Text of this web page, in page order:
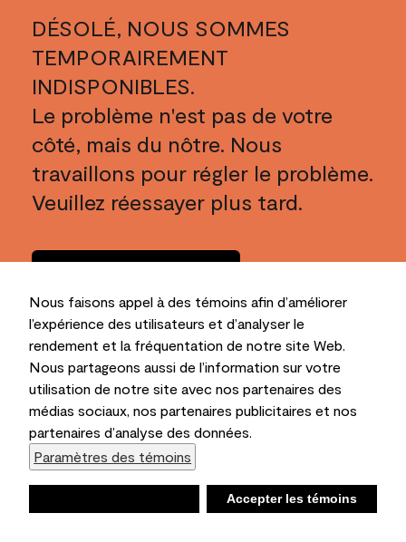
Nous faisons appel à des témoins afin d’améliorer
l’expérience des utilisateurs et d’analyser le
rendement et la fréquentation de notre site Web.
Nous partageons aussi de l’information sur votre
utilisation de notre site avec nos partenaires des
médias sociaux, nos partenaires publicitaires et nos
partenaires d’analyse des données.
Paramètres des témoins
Accepter les témoins
DÉSOLÉ, NOUS SOMMES
TEMPORAIREMENT
INDISPONIBLES.
Le problème n'est pas de votre
côté, mais du nôtre. Nous
travaillons pour régler le problème.
Veuillez réessayer plus tard.
maison